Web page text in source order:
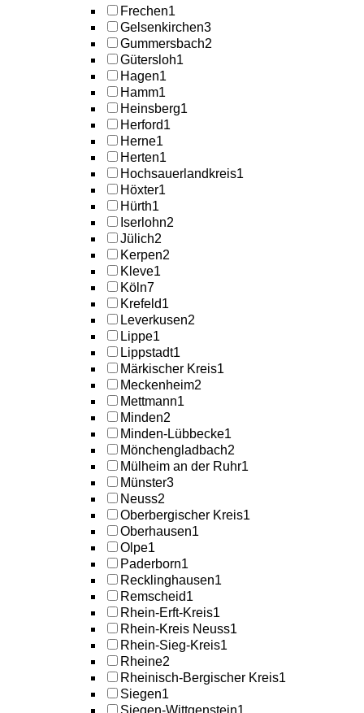
Frechen1
Gelsenkirchen3
Gummersbach2
Gütersloh1
Hagen1
Hamm1
Heinsberg1
Herford1
Herne1
Herten1
Hochsauerlandkreis1
Höxter1
Hürth1
Iserlohn2
Jülich2
Kerpen2
Kleve1
Köln7
Krefeld1
Leverkusen2
Lippe1
Lippstadt1
Märkischer Kreis1
Meckenheim2
Mettmann1
Minden2
Minden-Lübbecke1
Mönchengladbach2
Mülheim an der Ruhr1
Münster3
Neuss2
Oberbergischer Kreis1
Oberhausen1
Olpe1
Paderborn1
Recklinghausen1
Remscheid1
Rhein-Erft-Kreis1
Rhein-Kreis Neuss1
Rhein-Sieg-Kreis1
Rheine2
Rheinisch-Bergischer Kreis1
Siegen1
Siegen-Wittgenstein1